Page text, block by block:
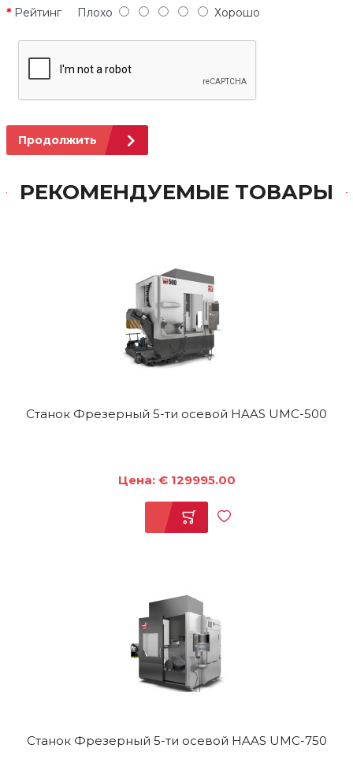
РейтингПлохо Хорошо
Продолжить
РЕКОМЕНДУЕМЫЕ ТОВАРЫ
Станок Фрезерный 5-ти осевой HAAS UMC-500
Цена: € 129995.00
Станок Фрезерный 5-ти осевой HAAS UMC-750